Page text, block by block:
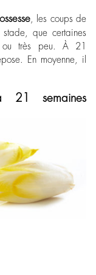
, les coups de
que certaines
ou très peu. À 21
En moyenne, il
semaines